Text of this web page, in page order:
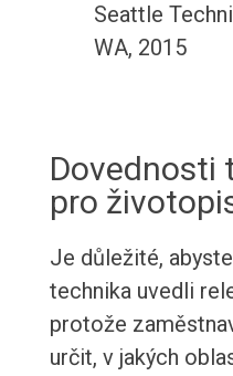
Seattle
WA, 2015
Dovednosti
pro
Je důležité,
technika uvedli
protože
určit, v jakých